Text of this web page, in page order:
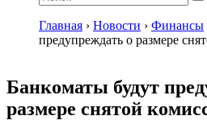
Главная › Новости › Финансы
предупреждать о размере
Банкоматы будут
размере снятой